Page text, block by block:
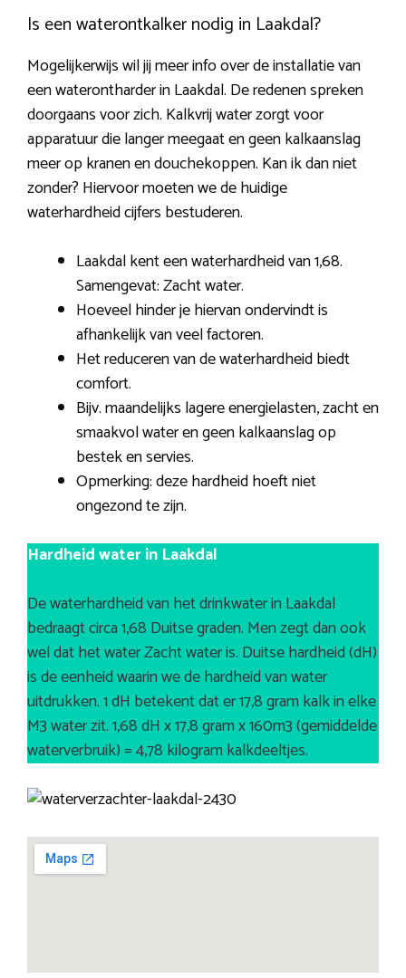
Is een waterontkalker nodig in Laakdal?
Mogelijkerwijs wil jij meer info over de installatie van
een waterontharder in Laakdal. De redenen spreken
doorgaans voor zich. Kalkvrij water zorgt voor
apparatuur die langer meegaat en geen kalkaanslag
meer op kranen en douchekoppen. Kan ik dan niet
zonder? Hiervoor moeten we de huidige
waterhardheid cijfers bestuderen.
Laakdal kent een waterhardheid van 1,68.
Samengevat: Zacht water.
Hoeveel hinder je hiervan ondervindt is
afhankelijk van veel factoren.
Het reduceren van de waterhardheid biedt
comfort.
Bijv. maandelijks lagere energielasten, zacht en
smaakvol water en geen kalkaanslag op
bestek en servies.
Opmerking: deze hardheid hoeft niet
ongezond te zijn.
Hardheid water in Laakdal
De waterhardheid van het drinkwater in Laakdal
bedraagt circa 1,68 Duitse graden. Men zegt dan ook
wel dat het water Zacht water is. Duitse hardheid (dH)
is de eenheid waarin we de hardheid van water
uitdrukken. 1 dH betekent dat er 17,8 gram kalk in elke
M3 water zit. 1,68 dH x 17,8 gram x 160m3 (gemiddelde
waterverbruik) = 4,78 kilogram kalkdeeltjes.